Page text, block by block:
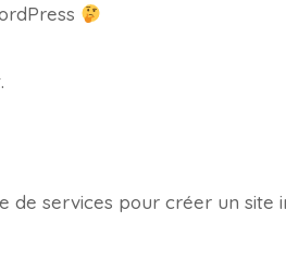
de services pour créer un site